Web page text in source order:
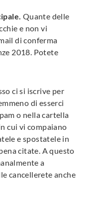
Quante delle
e non vi
di conferma
2018. Potete
ci si iscrive per
di esserci
o nella cartella
cui vi compaiano
e spostatele in
citate. A questo
a
cancellerete anche